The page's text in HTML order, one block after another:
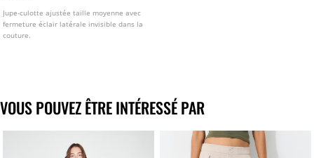
Jupe-culotte ajustée taille moyenne avec
fermeture éclair latérale invisible dans la
couture.
VOUS POUVEZ ÊTRE INTÉRESSÉ PAR